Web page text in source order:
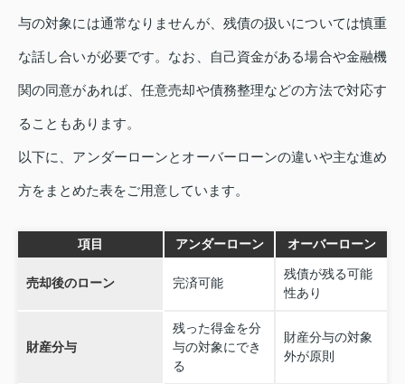
与の対象には通常なりませんが、残債の扱いについては慎重
な話し合いが必要です。なお、自己資金がある場合や金融機
関の同意があれば、任意売却や債務整理などの方法で対応す
ることもあります。
以下に、アンダーローンとオーバーローンの違いや主な進め
方をまとめた表をご用意しています。
項目 アンダーローン オーバーローン
売却後のローン 完済可能
残債が残る可能
性あり
財産分与
残った得金を分
与の対象にでき
る
財産分与の対象
外が原則